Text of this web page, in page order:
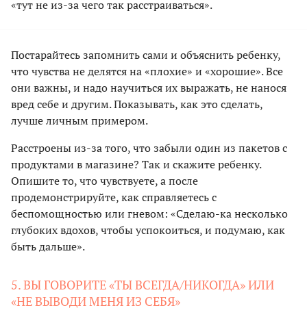
«тут не из-за чего так расстраиваться».
Постарайтесь запомнить сами и объяснить ребенку,
что чувства не делятся на «плохие» и «хорошие». Все
они важны, и надо научиться их выражать, не нанося
вред себе и другим. Показывать, как это сделать,
лучше личным примером.
Расстроены из-за того, что забыли один из пакетов с
продуктами в магазине? Так и скажите ребенку.
Опишите то, что чувствуете, а после
продемонстрируйте, как справляетесь с
беспомощностью или гневом: «Сделаю-ка несколько
глубоких вдохов, чтобы успокоиться, и подумаю, как
быть дальше».
5. ВЫ ГОВОРИТЕ «ТЫ ВСЕГДА/НИКОГДА» ИЛИ
«НЕ ВЫВОДИ МЕНЯ ИЗ СЕБЯ»